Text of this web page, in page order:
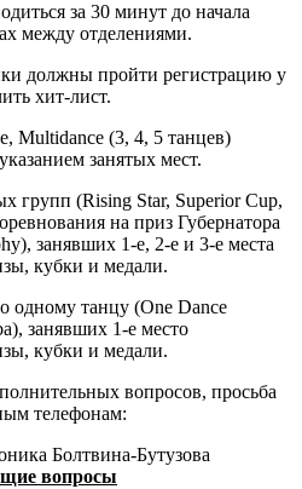
за 30 минут до начала
между отделениями.
должны пройти регистрацию у
хит-лист.
Multidance (3, 4, 5 танцев)
занятых мест.
групп (Rising Star, Superior Cup,
на приз Губернатора
, занявших 1-е, 2-е и 3-е места
кубки и медали.
одному танцу (One Dance
занявших 1-е место
кубки и медали.
вопросов, просьба
телефонам:
Болтвина-Бутузова
вопросы